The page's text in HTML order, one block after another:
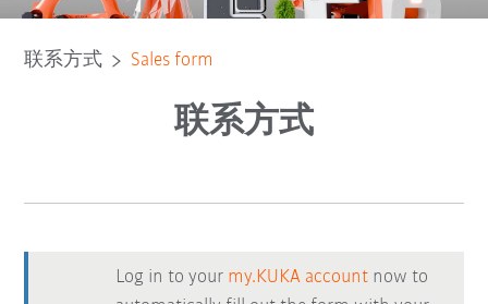
联系方式 Sales form
联系方式
Log in to your my.KUKA account now to